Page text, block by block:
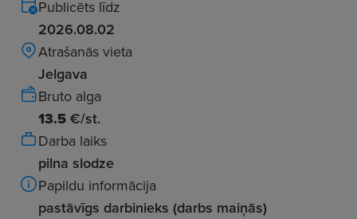
Publicēts līdz
2026.08.02
Atrašanās vieta
Jelgava
Bruto alga
13.5 €/st.
Darba laiks
pilna slodze
Papildu informācija
pastāvīgs darbinieks (darbs maiņās)